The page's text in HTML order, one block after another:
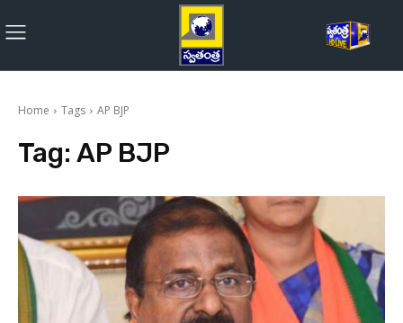
Home Tags AP BJP
Tag: AP BJP